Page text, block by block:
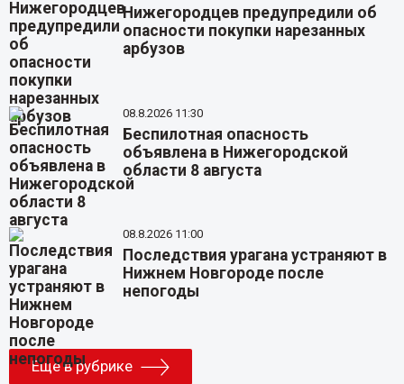
Нижегородцев предупредили об
опасности покупки нарезанных
арбузов
08.8.2026 11:30
Беспилотная опасность
объявлена в Нижегородской
области 8 августа
08.8.2026 11:00
Последствия урагана устраняют в
Нижнем Новгороде после
непогоды
Еще в рубрике